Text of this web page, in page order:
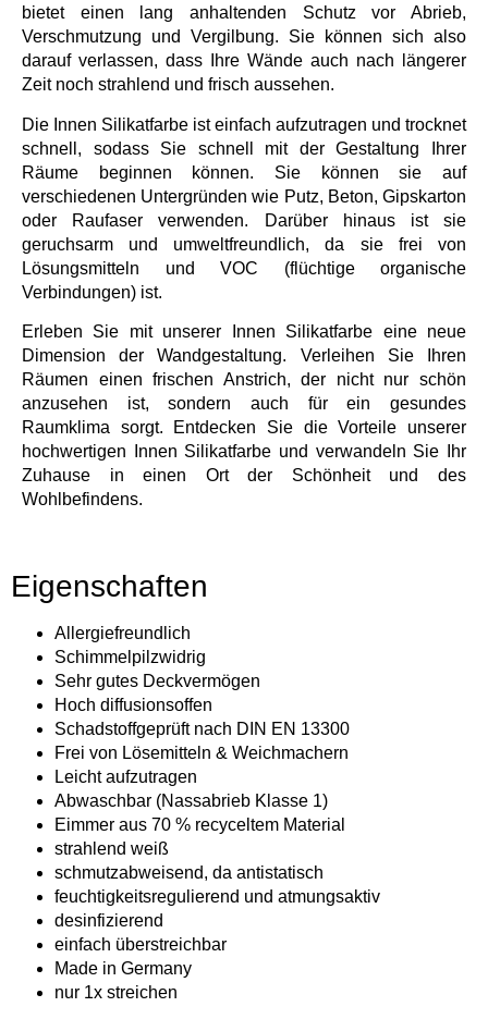
bietet einen lang anhaltenden Schutz vor Abrieb,
Verschmutzung und Vergilbung. Sie können sich also
darauf verlassen, dass Ihre Wände auch nach längerer
Zeit noch strahlend und frisch aussehen.
Die Innen Silikatfarbe ist einfach aufzutragen und trocknet
schnell, sodass Sie schnell mit der Gestaltung Ihrer
Räume beginnen können. Sie können sie auf
verschiedenen Untergründen wie Putz, Beton, Gipskarton
oder Raufaser verwenden. Darüber hinaus ist sie
geruchsarm und umweltfreundlich, da sie frei von
Lösungsmitteln und VOC (flüchtige organische
Verbindungen) ist.
Erleben Sie mit unserer Innen Silikatfarbe eine neue
Dimension der Wandgestaltung. Verleihen Sie Ihren
Räumen einen frischen Anstrich, der nicht nur schön
anzusehen ist, sondern auch für ein gesundes
Raumklima sorgt. Entdecken Sie die Vorteile unserer
hochwertigen Innen Silikatfarbe und verwandeln Sie Ihr
Zuhause in einen Ort der Schönheit und des
Wohlbefindens.
Eigenschaften
Allergiefreundlich
Schimmelpilzwidrig
Sehr gutes Deckvermögen
Hoch diffusionsoffen
Schadstoffgeprüft nach DIN EN 13300
Frei von Lösemitteln & Weichmachern
Leicht aufzutragen
Abwaschbar (Nassabrieb Klasse 1)
Eimmer aus 70 % recyceltem Material
strahlend weiß
schmutzabweisend, da antistatisch
feuchtigkeitsregulierend und atmungsaktiv
desinfizierend
einfach überstreichbar
Made in Germany
nur 1x streichen